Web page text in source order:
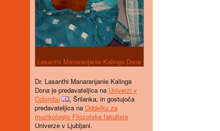
Lasanthi Manaranjanie Kalinga Dona
Dr. Lasanthi Manaranjanie Kalinga
Dona je predavateljica na Univerzi v
Colombu
, Šrilanka, in gostujoča
predavateljica na Oddelku za
muzikologijo Filozofske fakultete
Univerze v Ljubljani.